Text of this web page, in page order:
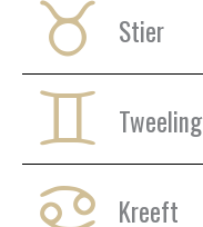
Stier
Tweeling
Kreeft